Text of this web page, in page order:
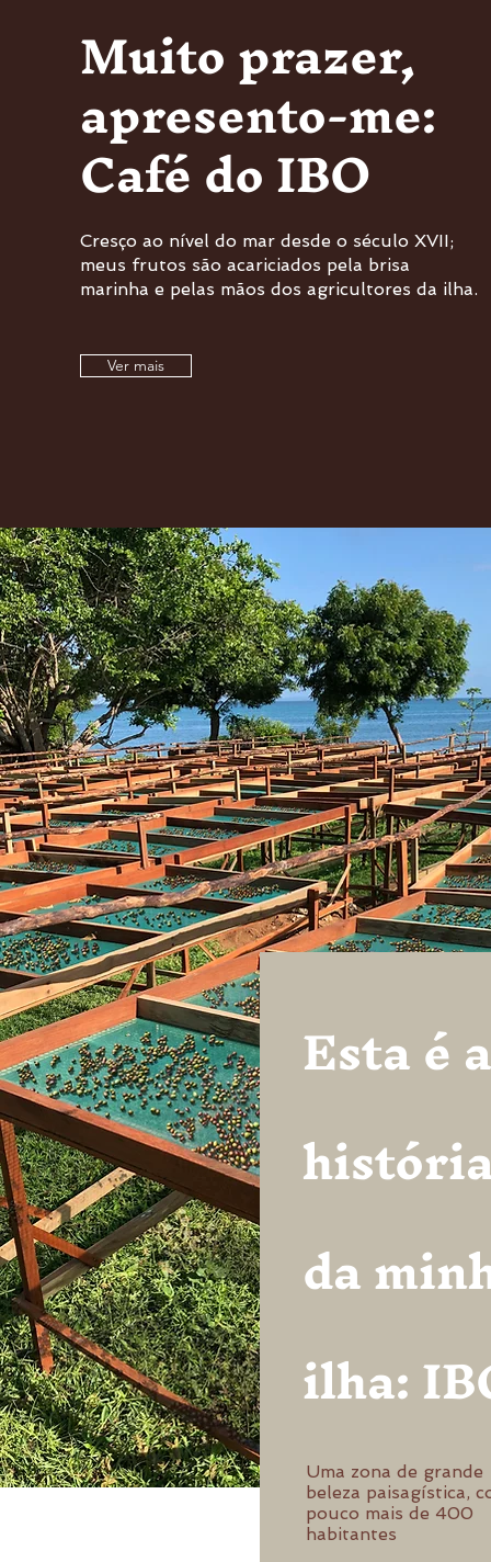
Muito prazer,
apresento-me:
Café do IBO
Cresço ao nível do mar desde o século XVII;
meus frutos são acariciados pela brisa
marinha e pelas mãos dos agricultores da ilha.
Ver mais
Esta é
da
ilha:
Uma zona de grande
beleza paisagística,
pouco mais de 400
habitantes